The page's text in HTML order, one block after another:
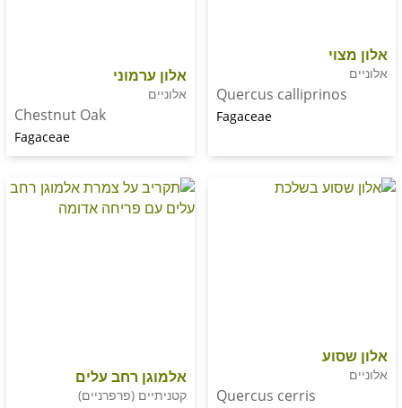
Quercus
אלון ערמוני
אלוניים
Chestnut Oak
Quercus cerris
אלמוגן רחב עלים
קטניתיים (פרפרניים)